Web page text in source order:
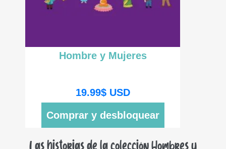
Hombre y Mujeres
19.99$USD
Comprar y desbloquear